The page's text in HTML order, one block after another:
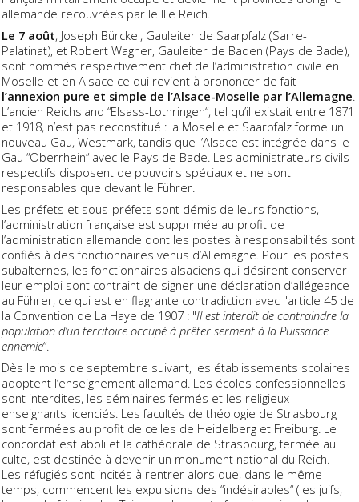
allemande recouvrées par le IIIe Reich.
Le 7 août, Joseph Bürckel, Gauleiter de Saarpfalz (Sarre-
Palatinat), et Robert Wagner, Gauleiter de Baden (Pays de Bade),
sont nommés respectivement chef de l’administration civile en
Moselle et en Alsace ce qui revient à prononcer de fait
l’annexion pure et simple de l’Alsace-Moselle par l’Allemagne
L’ancien Reichsland “Elsass-Lothringen“, tel qu’il existait entre 1871
et 1918, n’est pas reconstitué : la Moselle et Saarpfalz forme un
nouveau Gau, Westmark, tandis que l’Alsace est intégrée dans le
Gau “Oberrhein“ avec le Pays de Bade. Les administrateurs civils
respectifs disposent de pouvoirs spéciaux et ne sont
responsables que devant le Führer.
Les préfets et sous-préfets sont démis de leurs fonctions,
l’administration française est supprimée au profit de
l’administration allemande dont les postes à responsabilités sont
confiés à des fonctionnaires venus d’Allemagne. Pour les postes
subalternes, les fonctionnaires alsaciens qui désirent conserver
leur emploi sont contraint de signer une déclaration d’allégeance
au Führer, ce qui est en flagrante contradiction avec l'article 45 de
la Convention de La Haye de 1907 : "Il est interdit de contraindre la
population d’un territoire occupé à prêter serment à la Puissance
ennemie“.
Dès le mois de septembre suivant, les établissements scolaires
adoptent l’enseignement allemand. Les écoles confessionnelles
sont interdites, les séminaires fermés et les religieux-
enseignants licenciés. Les facultés de théologie de Strasbourg
sont fermées au profit de celles de Heidelberg et Freiburg. Le
concordat est aboli et la cathédrale de Strasbourg, fermée au
culte, est destinée à devenir un monument national du Reich.
Les réfugiés sont incités à rentrer alors que, dans le même
temps, commencent les expulsions des “indésirables“ (les juifs,